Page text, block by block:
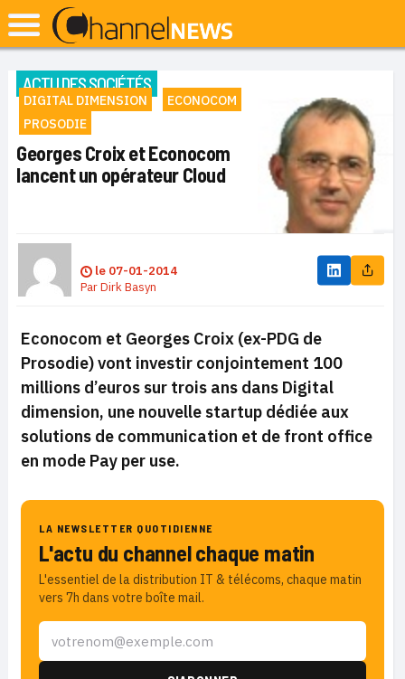
ACTU DES SOCIÉTÉS
DIGITAL DIMENSION
ECONOCOM
PROSODIE
Georges Croix et Econocom
lancent un opérateur Cloud
le 07-01-2014
ParDirk Basyn
Econocom et Georges Croix (ex-PDG de
Prosodie) vont investir conjointement 100
millions d’euros sur trois ans dans Digital
dimension, une nouvelle startup dédiée aux
solutions de communication et de front office
en mode Pay per use.
LA NEWSLETTER QUOTIDIENNE
L'actu du channel chaque matin
L'essentiel de la distribution IT & télécoms, chaque matin
vers 7h dans votre boîte mail.